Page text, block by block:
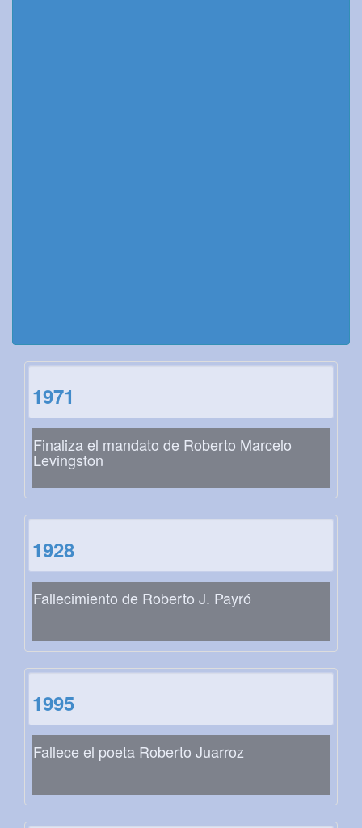
1971
Finaliza el mandato de Roberto Marcelo
Levingston
1928
Fallecimiento de Roberto J. Payró
1995
Fallece el poeta Roberto Juarroz